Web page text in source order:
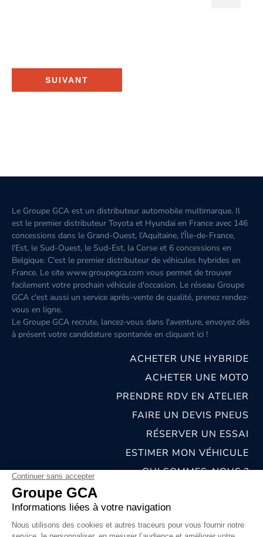
SUIVANT
Le Groupe GCA est un distributeur automobile multimarque. Il
est le premier distributeur Toyota et Hyundai en France avec 146
concessions dans le Grand-Ouest, l’Aquitaine, l'Île-de-France,
l'Est, le Sud-Ouest, le Sud-Est, la Corse et 6 concessions en
Belgique. C'est le premier distributeur de véhicules hybrides en
France. Le site www.groupegca.com vous permet de trouver
facilement votre prochain véhicule d'occasion. Le réseau Groupe
GCA c'est aussi un service après-vente de qualité, prenez rendez-
vous en ligne.
Le Groupe GCA recrute, lancez-vous dans l'aventure, envoyez dès
à présent votre candidature spontanée en cliquant ici !
ACHETER UNE HYBRIDE
ACHETER UNE MOTO
PRENDRE RDV EN ATELIER
FAIRE UN DEVIS PNEUS
RÉSERVER UN ESSAI
ESTIMER MON VÉHICULE
QUI SOMMES-NOUS ?
NOS CONCESSIONS & CARROSSERIES
MENTIONS LÉGALES